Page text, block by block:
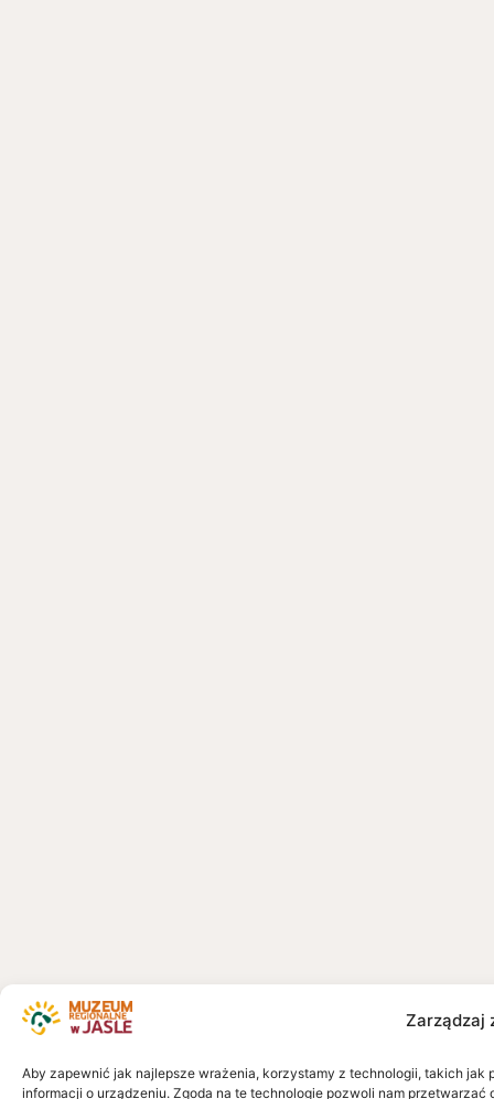
Zarządzaj
Aby zapewnić jak najlepsze wrażenia, korzystamy z technologii, takich
informacji o urządzeniu. Zgoda na te technologie pozwoli nam